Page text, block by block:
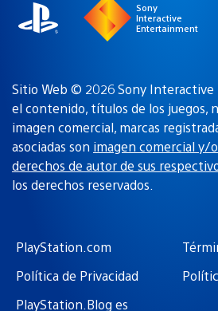
Sony
Interactive
Entertainment
Sitio Web © 2026 Sony
el contenido, títulos de los juegos,
imagen comercial, marcas
asociadas son imagen comercial y/
derechos de autor de sus
los derechos reservados.
PlayStation.com
Política de Privacidad
PlayStation.Blog es